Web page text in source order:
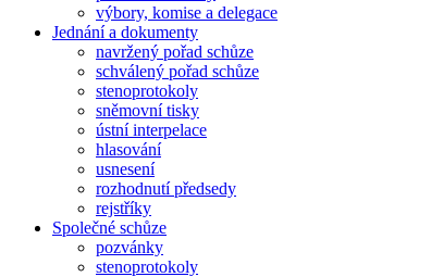
výbory, komise a delegace
Jednání a dokumenty
navržený pořad schůze
schválený pořad schůze
stenoprotokoly
sněmovní tisky
ústní interpelace
hlasování
usnesení
rozhodnutí předsedy
rejstříky
Společné schůze
pozvánky
stenoprotokoly